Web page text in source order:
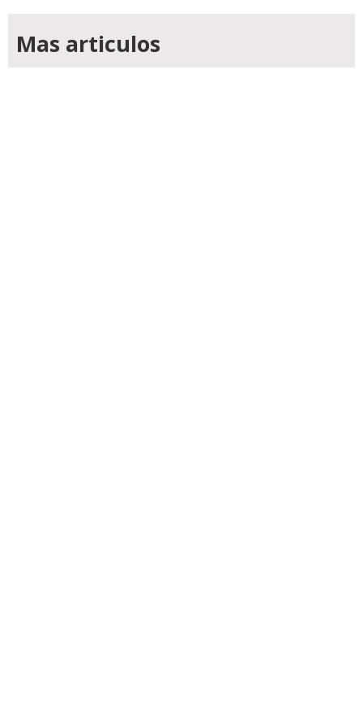
Mas articulos